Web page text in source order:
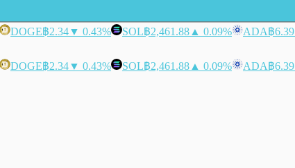
DOGE฿2.34▼ 0.43% SOL฿2,461.88 ▲ 0.09% ADA฿6.39
DOGE฿2.34▼ 0.43% SOL฿2,461.88 ▲ 0.09% ADA฿6.39